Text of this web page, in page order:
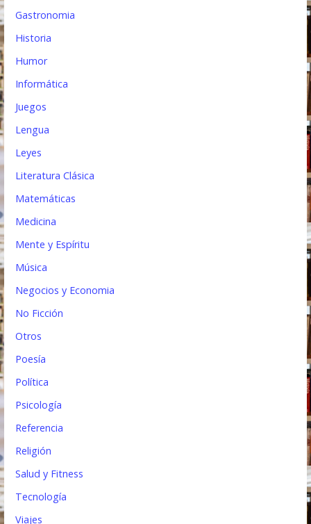
Gastronomia
Historia
Humor
Informática
Juegos
Lengua
Leyes
Literatura Clásica
Matemáticas
Medicina
Mente y Espíritu
Música
Negocios y Economia
No Ficción
Otros
Poesía
Política
Psicología
Referencia
Religión
Salud y Fitness
Tecnología
Viajes